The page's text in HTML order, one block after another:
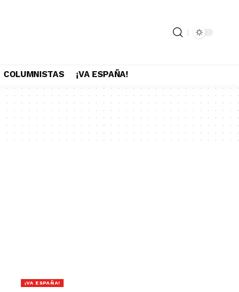
COLUMNISTAS ¡VA ESPAÑA!
¡VA ESPAÑA!